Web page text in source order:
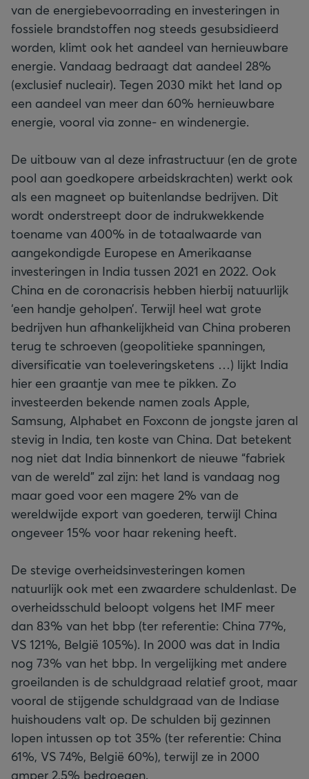
van de energiebevoorrading en investeringen in
fossiele brandstoffen nog steeds gesubsidieerd
worden, klimt ook het aandeel van hernieuwbare
energie. Vandaag bedraagt dat aandeel 28%
(exclusief nucleair). Tegen 2030 mikt het land op
een aandeel van meer dan 60% hernieuwbare
energie, vooral via zonne- en windenergie.
De uitbouw van al deze infrastructuur (en de grote
pool aan goedkopere arbeidskrachten) werkt ook
als een magneet op buitenlandse bedrijven. Dit
wordt onderstreept door de indrukwekkende
toename van 400% in de totaalwaarde van
aangekondigde Europese en Amerikaanse
investeringen in India tussen 2021 en 2022. Ook
China en de coronacrisis hebben hierbij natuurlijk
‘een handje geholpen’. Terwijl heel wat grote
bedrijven hun afhankelijkheid van China proberen
terug te schroeven (geopolitieke spanningen,
diversificatie van toeleveringsketens …) lijkt India
hier een graantje van mee te pikken. Zo
investeerden bekende namen zoals Apple,
Samsung, Alphabet en Foxconn de jongste jaren al
stevig in India, ten koste van China. Dat betekent
nog niet dat India binnenkort de nieuwe “fabriek
van de wereld” zal zijn: het land is vandaag nog
maar goed voor een magere 2% van de
wereldwijde export van goederen, terwijl China
ongeveer 15% voor haar rekening heeft.
De stevige overheidsinvesteringen komen
natuurlijk ook met een zwaardere schuldenlast. De
overheidsschuld beloopt volgens het IMF meer
dan 83% van het bbp (ter referentie: China 77%,
VS 121%, België 105%). In 2000 was dat in India
nog 73% van het bbp. In vergelijking met andere
groeilanden is de schuldgraad relatief groot, maar
vooral de stijgende schuldgraad van de Indiase
huishoudens valt op. De schulden bij gezinnen
lopen intussen op tot 35% (ter referentie: China
61%, VS 74%, België 60%), terwijl ze in 2000
amper 2,5% bedroegen.